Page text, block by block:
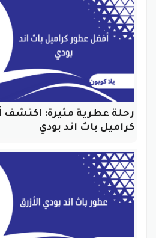
رحلة عطرية مثيرة:
كراميل باث اند بودي